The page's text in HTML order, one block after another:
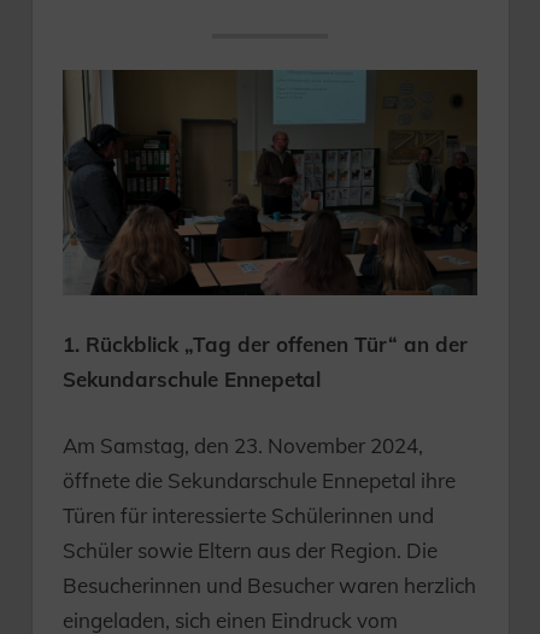
1. Rückblick „Tag der offenen Tür“ an der
Sekundarschule Ennepetal
Am Samstag, den 23. November 2024,
öffnete die Sekundarschule Ennepetal ihre
Türen für interessierte Schülerinnen und
Schüler sowie Eltern aus der Region. Die
Besucherinnen und Besucher waren herzlich
eingeladen, sich einen Eindruck vom